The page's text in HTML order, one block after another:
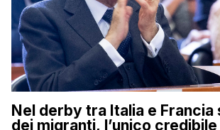
Nel derby tra Italia e Francia
dei migranti, l’unico credibile